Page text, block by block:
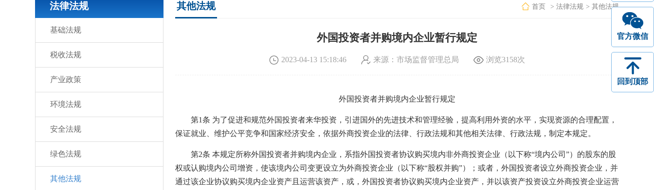
法律法规
基础法规
税收法规
产业政策
环境法规
安全法规
绿色法规
其他法规
其他法规 首页 > 法律法规 > 其他法规
外国投资者并购境内企业暂行规定
2023-04-13 15:18:46 来源：市场监督管理总局 浏览3158次
外国投资者并购境内企业暂行规定
第1条 为了促进和规范外国投资者来华投资，引进国外的先进技术和管理经验，提高利用外资的水平，实现资源的合理配置，
保证就业、维护公平竞争和国家经济安全，依据外商投资企业的法律、行政法规和其他相关法律、行政法规，制定本规定。
第2条 本规定所称外国投资者并购境内企业，系指外国投资者协议购买境内非外商投资企业（以下称“境内公司”）的股东的股
权或认购境内公司增资，使该境内公司变更设立为外商投资企业（以下称“股权并购”）；或者，外国投资者设立外商投资企业，并
通过该企业协议购买境内企业资产且运营该资产，或，外国投资者协议购买境内企业资产，并以该资产投资设立外商投资企业运营
官方微信
回到顶部